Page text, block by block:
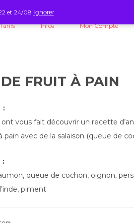
Tarifs Infos Mon Compte
FRUIT À PAIN
:
vous fait découvrir un recette
pain avec de la salaison (queue de
:
queue de cochon, oignon,
piment
et 24/08 Ignorer